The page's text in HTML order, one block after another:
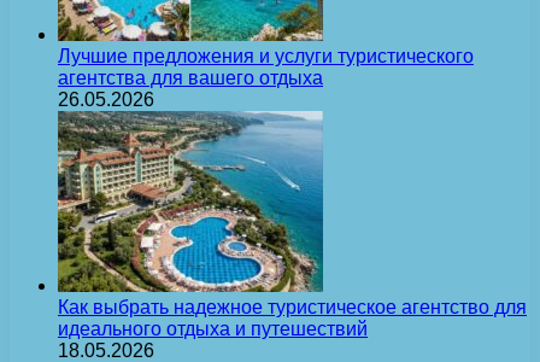
Лучшие предложения и услуги туристического
агентства для вашего отдыха
26.05.2026
Как выбрать надежное туристическое агентство для
идеального отдыха и путешествий
18.05.2026